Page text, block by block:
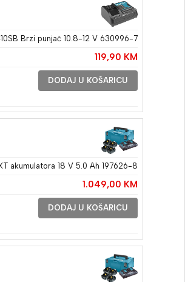
Brzi punjač 10.8-12 V 630996-7
119,90 KM
DODAJ U KOŠARICU
akumulatora 18 V 5.0 Ah 197626-8
1.049,00 KM
DODAJ U KOŠARICU